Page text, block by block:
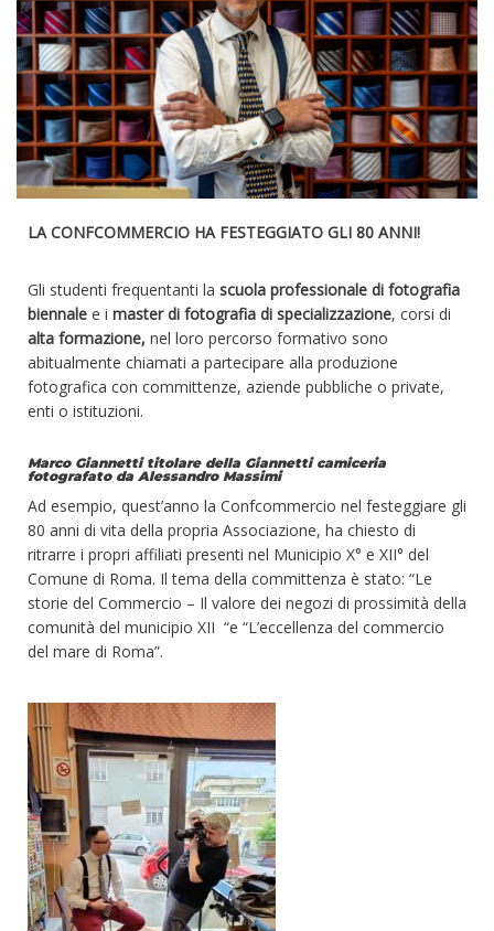
LA CONFCOMMERCIO HA FESTEGGIATO GLI 80 ANNI!
Gli studenti frequentanti la scuola professionale di fotografia
biennale e i master di fotografia di specializzazione, corsi di
alta formazione, nel loro percorso formativo sono
abitualmente chiamati a partecipare alla produzione
fotografica con committenze, aziende pubbliche o private,
enti o istituzioni.
Marco Giannetti titolare della Giannetti camiceria
fotografato da Alessandro Massimi
Ad esempio, quest’anno la Confcommercio nel festeggiare gli
80 anni di vita della propria Associazione, ha chiesto di
ritrarre i propri affiliati presenti nel Municipio X° e XII° del
Comune di Roma. Il tema della committenza è stato: “Le
storie del Commercio – Il valore dei negozi di prossimità della
comunità del municipio XII “e “L’eccellenza del commercio
del mare di Roma”.